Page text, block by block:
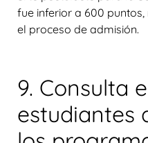
fue inferior a 600
el proceso de admisión.
9. Consulta
estudiantes